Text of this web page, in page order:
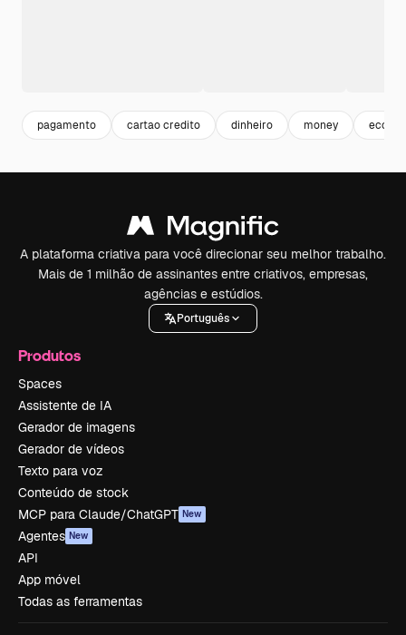
pagamento cartao credito dinheiro money
A plataforma criativa para você direcionar seu melhor trabalho.
Mais de 1 milhão de assinantes entre criativos, empresas,
agências e estúdios.
Português
Produtos
Spaces
Assistente de IA
Gerador de imagens
Gerador de vídeos
Texto para voz
Conteúdo de stock
MCP para Claude/ChatGPT New
Agentes New
API
App móvel
Todas as ferramentas